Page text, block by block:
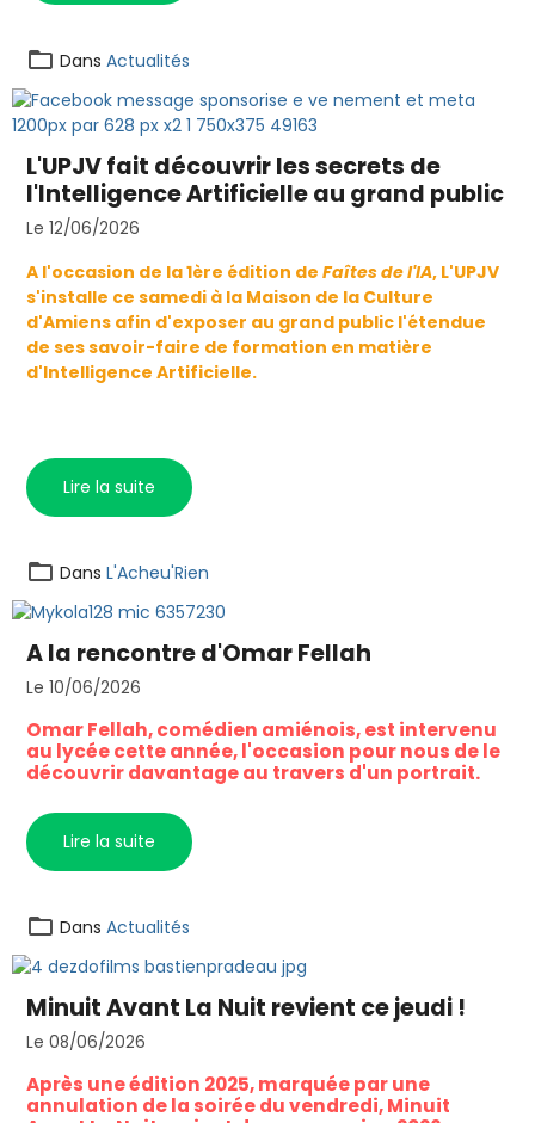
Dans Actualités
L'UPJV fait découvrir les secrets de
l'Intelligence Artificielle au grand public
Le 12/06/2026
A l'occasion de la 1ère édition de Faîtes de l'IA, L'UPJV
s'installe ce samedi à la Maison de la Culture
d'Amiens afin d'exposer au grand public l'étendue
de ses savoir-faire de formation en matière
d'Intelligence Artificielle.
Lire la suite
Dans L'Acheu'Rien
A la rencontre d'Omar Fellah
Le 10/06/2026
Omar Fellah, comédien amiénois, est intervenu
au lycée cette année, l'occasion pour nous de le
découvrir davantage au travers d'un portrait.
Lire la suite
Dans Actualités
Minuit Avant La Nuit revient ce jeudi !
Le 08/06/2026
Après une édition 2025, marquée par une
annulation de la soirée du vendredi, Minuit